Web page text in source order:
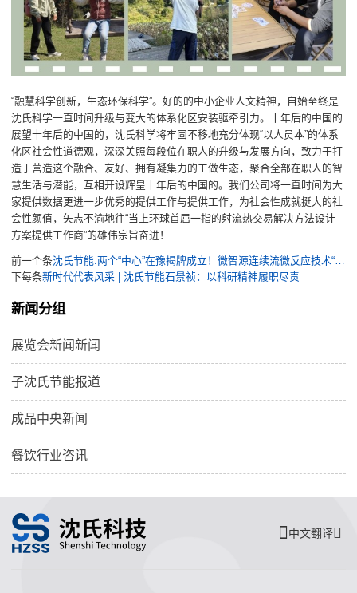
“融慧科学创新，生态环保科学”。好的的中小企业人文精神，自始至终是
沈氏科学一直时间升级与变大的体系化区安装驱牵引力。十年后的中国的
展望十年后的中国的，沈氏科学将牢固不移地充分体现“以人员本”的体系
化区社会性道德观，深深关照每段位在职人的升级与发展方向，致力于打
造于营造这个融合、友好、拥有凝集力的工做生态，聚合全部在职人的智
慧生活与潜能，互相开设辉皇十年后的中国的。我们公司将一直时间为大
家提供数据更进一步优秀的提供工作与提供工作，为社会性成就挺大的社
会性颜值，矢志不渝地往“当上环球首屈一指的射流热交易解决方法设计
方案提供工作商”的雄伟宗旨奋进！
前一个条
沈氏节能:两个“中心”在豫揭牌成立！微智源连续流微反应技术“绿”启新程
下每条新时代代表风采 | 沈氏节能石景祯：以科研精神履职尽责
新闻分组
展览会新闻新闻
子沈氏节能报道
成品中央新闻
餐饮行业咨讯
中文翻译